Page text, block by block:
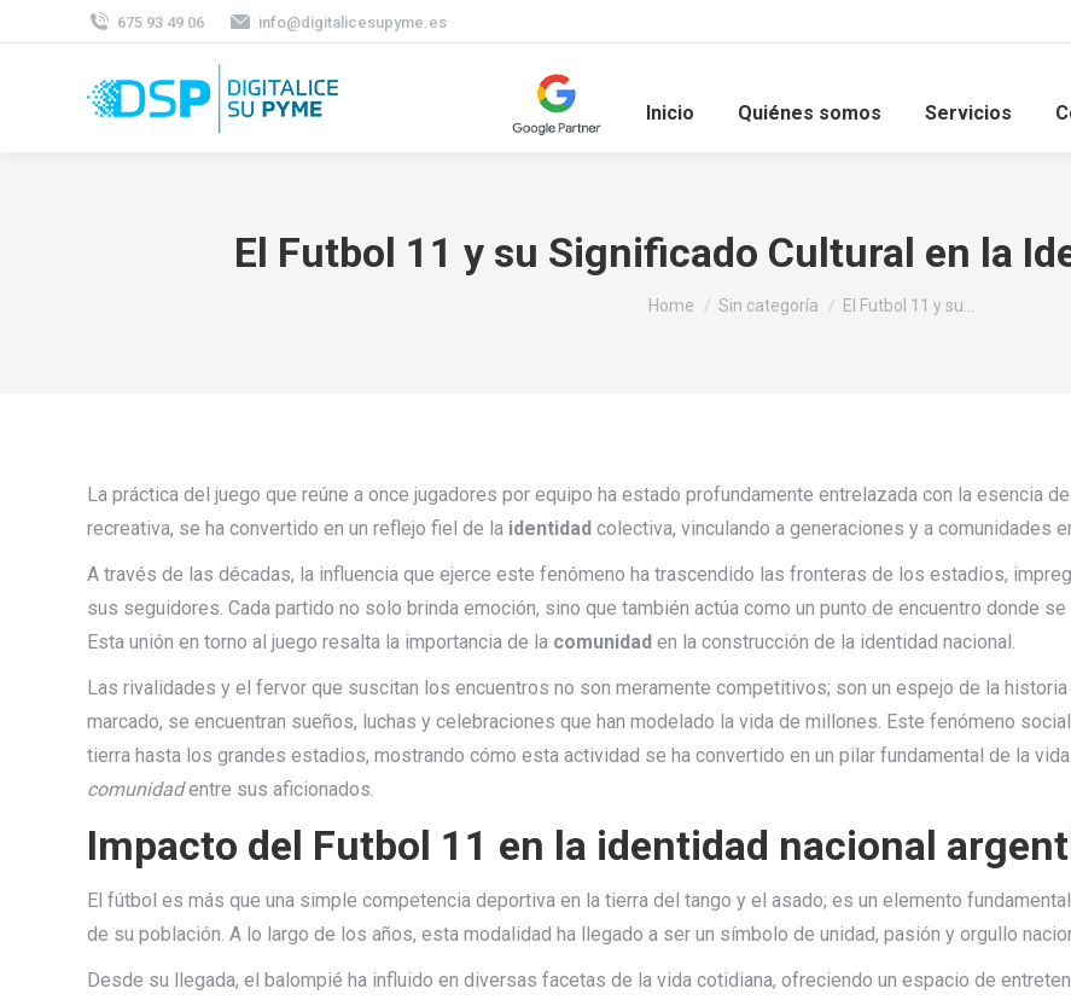
675 93 49 06 info@digitalicesupyme.es
Inicio Quiénes somos Servicios
El Futbol 11 y su Significado Cultural en la
You are here:
Home Sin categoría El Futbol 11 y su…
La práctica del juego que reúne a once jugadores por equipo ha estado profundamente entrelazada con la esencia
recreativa, se ha convertido en un reflejo fiel de la identidad colectiva, vinculando a generaciones y a comunidades
A través de las décadas, la influencia que ejerce este fenómeno ha trascendido las fronteras de los estadios,
sus seguidores. Cada partido no solo brinda emoción, sino que también actúa como un punto de encuentro donde
Esta unión en torno al juego resalta la importancia de la comunidad en la construcción de la identidad nacional.
Las rivalidades y el fervor que suscitan los encuentros no son meramente competitivos; son un espejo de la
marcado, se encuentran sueños, luchas y celebraciones que han modelado la vida de millones. Este fenómeno
tierra hasta los grandes estadios, mostrando cómo esta actividad se ha convertido en un pilar fundamental de la
comunidadentre sus aficionados.
Impacto del Futbol 11 en la identidad nacional
El fútbol es más que una simple competencia deportiva en la tierra del tango y el asado; es un elemento
de su población. A lo largo de los años, esta modalidad ha llegado a ser un símbolo de unidad, pasión y orgullo
Desde su llegada, el balompié ha influido en diversas facetas de la vida cotidiana, ofreciendo un espacio de